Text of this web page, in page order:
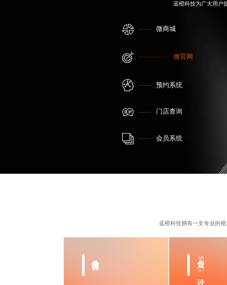
蓝橙科技为广大用户
微商城
微官网
预约系统
门店查询
会员系统
蓝橙科技拥有一支专业的
公众号SVG设计